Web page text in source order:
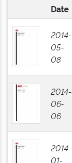
Date
2014-
05-
08
2014-
06-
06
2014-
01-